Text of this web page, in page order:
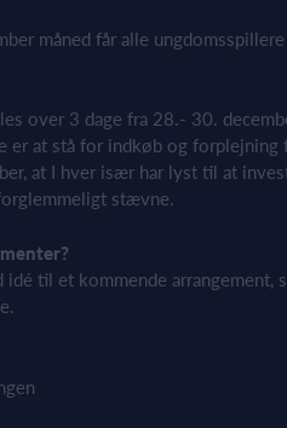
måned får alle ungdomsspillere
over 3 dage fra 28.- 30.
er at stå for indkøb og forplejning
at I hver især har lyst til at
stævne.
idé til et kommende